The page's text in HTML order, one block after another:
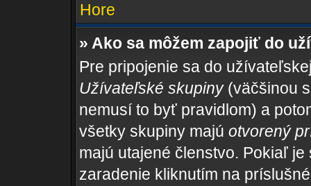
Hore
» Ako sa môžem zapojiť do
Pre pripojenie sa do
Užívateľské skupiny(väčšinou
nemusí to byť pravidlom) a
všetky skupiny majú otvorený
majú utajené členstvo. Pokiaľ
zaradenie kliknutím na